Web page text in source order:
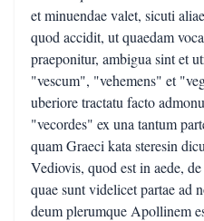
et minuendae valet, sicuti
quod accidit, ut quaedam
praeponitur, ambigua sint et
"vescum", "vehemens" et
uberiore tractatu facto
"vecordes" ex una tantum
quam Graeci kata steresin
Vediovis, quod est in aede,
quae sunt videlicet partae ad
deum plerumque Apollinem